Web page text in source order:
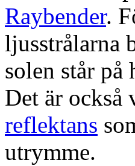
Raybender.
ljusstrålarna
solen står på
Det är också
reflektans
utrymme.